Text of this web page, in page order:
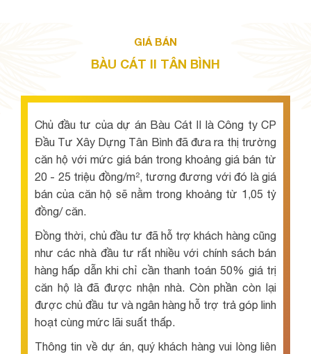
GIÁ BÁN
BÀU CÁT II TÂN BÌNH
Chủ đầu tư của dự án Bàu Cát II là Công ty CP
Đầu Tư Xây Dựng Tân Bình đã đưa ra thị trường
căn hộ với mức giá bán trong khoảng giá bán từ
20 - 25 triệu đồng/m², tương đương với đó là giá
bán của căn hộ sẽ nằm trong khoảng từ 1,05 tỷ
đồng/ căn.
Đồng thời, chủ đầu tư đã hỗ trợ khách hàng cũng
như các nhà đầu tư rất nhiều với chính sách bán
hàng hấp dẫn khi chỉ cần thanh toán 50% giá trị
căn hộ là đã được nhận nhà. Còn phần còn lại
được chủ đầu tư và ngân hàng hỗ trợ trả góp linh
hoạt cùng mức lãi suất thấp.
Thông tin về dự án, quý khách hàng vui lòng liên